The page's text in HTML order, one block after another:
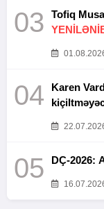
03
04
Karen
05 DÇ-2026: